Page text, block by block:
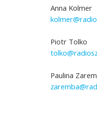
Anna Kolmer
Piotr Tolko
Paulina